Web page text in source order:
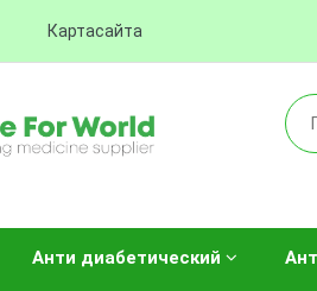
Картасайта
Анти диабетический